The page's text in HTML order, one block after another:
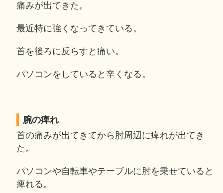
痛みが出てきた。
最近特に強くなってきている。
首を後ろに反らすと痛い。
パソコンをしていると辛くなる。
腕の痺れ
首の痛みが出てきてから肘周辺に痺れが出てき
た。
パソコンや自転車やテーブルに肘を乗せていると
痺れる。